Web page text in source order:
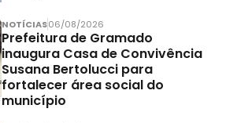
NOTÍCIAS06/08/2026
Prefeitura de Gramado
inaugura Casa de Convivência
Susana Bertolucci para
fortalecer área social do
município